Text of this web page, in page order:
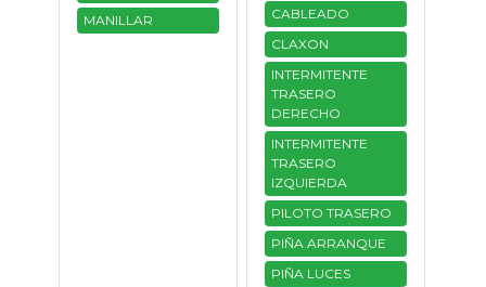
MANILLAR
CABLEADO
CLAXON
INTERMITENTE
TRASERO
DERECHO
INTERMITENTE
TRASERO
IZQUIERDA
PILOTO TRASERO
PIÑA ARRANQUE
PIÑA LUCES